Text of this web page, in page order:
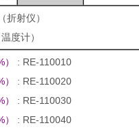
射仪）
度计）
: RE-110010
） : RE-110020
: RE-110030
: RE-110040